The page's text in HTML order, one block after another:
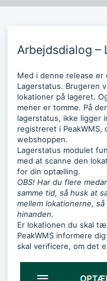
Arbejdsdialog –
Med i denne release er
Lagerstatus. Brugeren
lokationer på lageret.
mener er tomme. På
lagerstatus, ikke ligger
registreret i PeakWMS,
webshoppen.
Lagerstatus modulet
med at scanne den
for din optælling.
OBS! Har du flere
samme tid, så husk at
mellem lokationerne,
hinanden.
Er lokationen du skal
PeakWMS informere
skal verificere, om det